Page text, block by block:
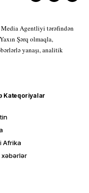
Media Agentliyi tərəfindən
Şərq olmaqla,
yanaşı, analitik
Kateqoriyalar
Afrika
xəbərlər